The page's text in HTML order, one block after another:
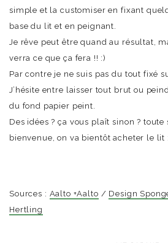
simple et la customiser en fixant
base du lit et en peignant.
Je rêve peut être quand au résultat,
verra ce que ça fera !! :)
Par contre je ne suis pas du tout fixé
J’hésite entre laisser tout brut ou
du fond papier peint.
Des idées ? ça vous plaît sinon ?
bienvenue, on va bientôt acheter le lit
Sources : Aalto +Aalto / Design
Hertling